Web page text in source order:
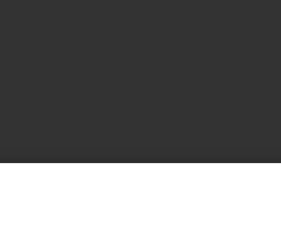
parfait pour les vapoteurs
splendeur exotique. Chaque
Idéal pour les